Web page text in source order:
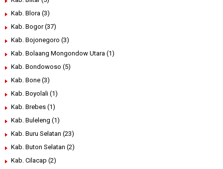
Kab. Blora (3)
Kab. Bogor (37)
Kab. Bojonegoro (3)
Kab. Bolaang Mongondow Utara (1)
Kab. Bondowoso (5)
Kab. Bone (3)
Kab. Boyolali (1)
Kab. Brebes (1)
Kab. Buleleng (1)
Kab. Buru Selatan (23)
Kab. Buton Selatan (2)
Kab. Cilacap (2)